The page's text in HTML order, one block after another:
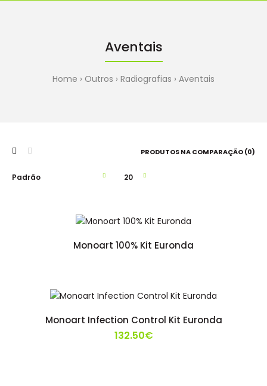
Aventais
Home Outros Radiografias Aventais
PRODUTOS NA COMPARAÇÃO (0)
Monoart 100% Kit Euronda
Monoart Infection Control Kit Euronda
132.50€